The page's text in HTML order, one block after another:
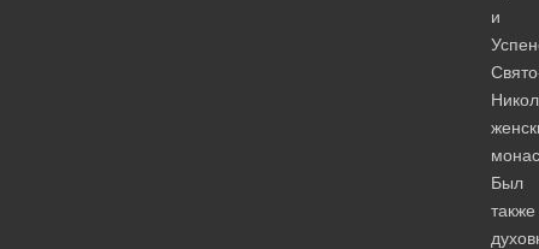
и
Был
также